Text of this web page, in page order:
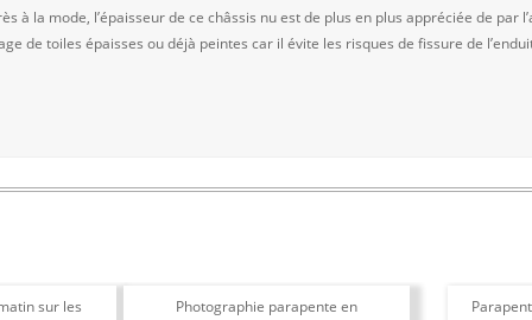
à la mode, l’épaisseur de ce châssis nu est de plus en plus appréciée de par
de toiles épaisses ou déjà peintes car il évite les risques de fissure de
sur les
Photographie parapente en